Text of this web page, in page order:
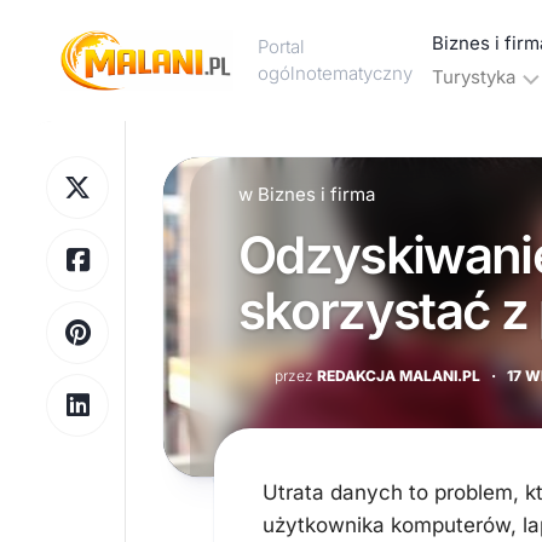
content
Portal
ogólnotematyczny
Biznes i
Turystyka
Noclegi
Wakacje
i
urlop
w Biznes i firma
skorzystać
przezREDAKCJA MALANI.PL · 17
Utrata danych to problem,
użytkownika komputerów,